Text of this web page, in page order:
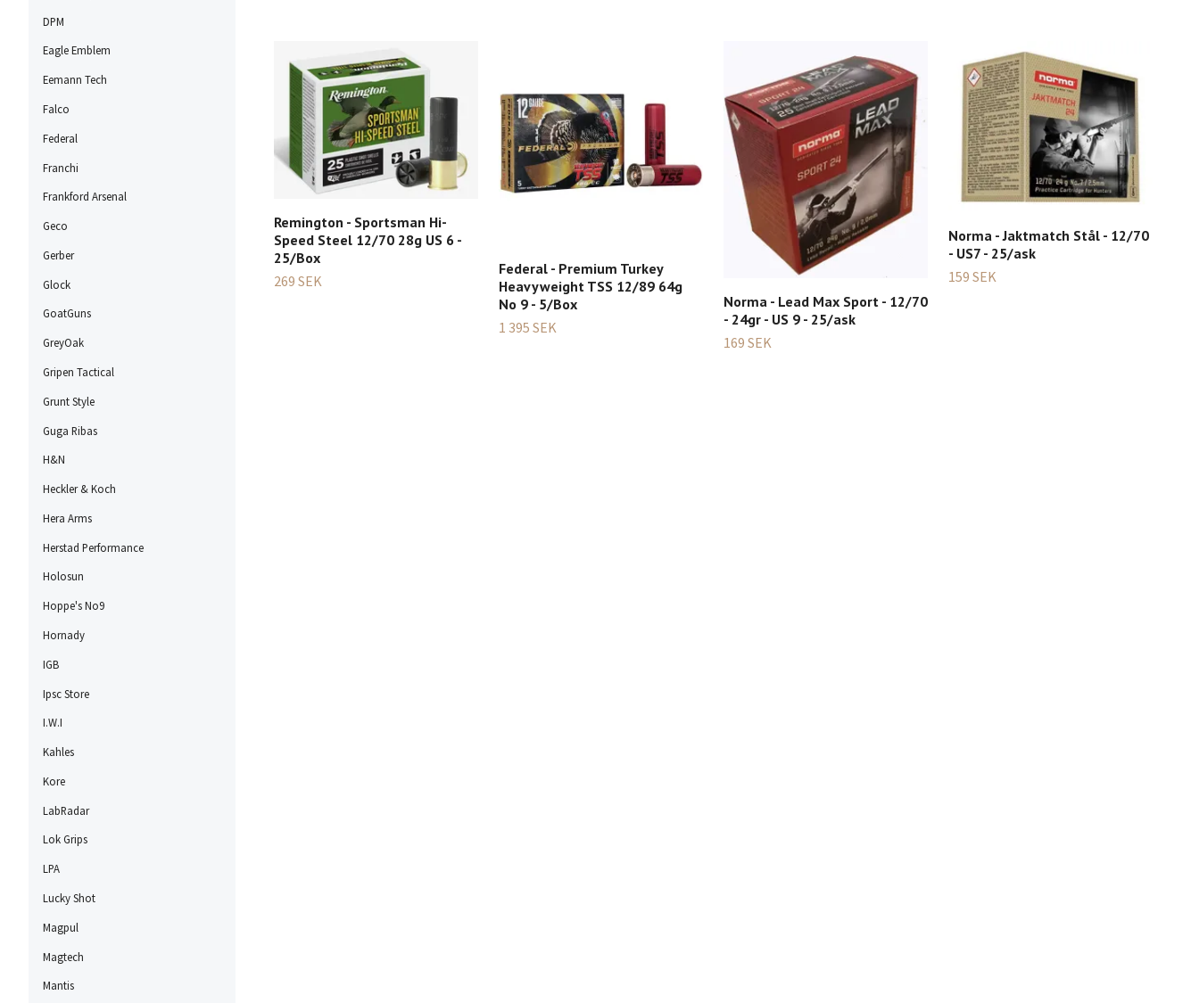
DPM
Eagle Emblem
Eemann Tech
Falco
Federal
Franchi
Frankford Arsenal
Geco
Gerber
Glock
GoatGuns
GreyOak
Gripen Tactical
Grunt Style
Guga Ribas
H&N
Heckler & Koch
Hera Arms
Herstad Performance
Holosun
Hoppe's No9
Hornady
IGB
Ipsc Store
I.W.I
Kahles
Kore
LabRadar
Lok Grips
LPA
Lucky Shot
Magpul
Magtech
Mantis
Remington - Sportsman Hi-
Speed Steel 12/70 28g US 6 -
25/Box
269 SEK
Federal - Premium Turkey
Heavyweight TSS 12/89 64g
No 9 - 5/Box
1 395 SEK
Norma - Lead Max Sport - 12/70
- 24gr - US 9 - 25/ask
169 SEK
Norma - Jaktmatch Stål - 12/70
- US7 - 25/ask
159 SEK